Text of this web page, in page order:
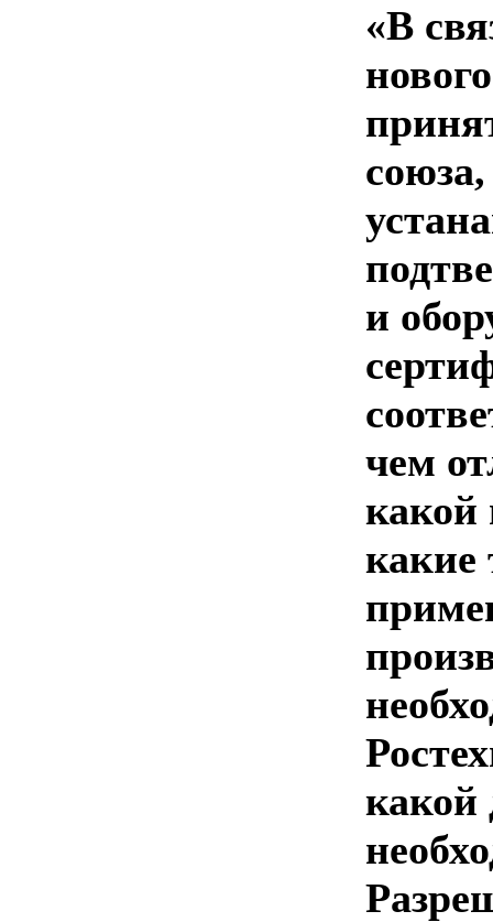
«В
и
чем
какой
какие
какой